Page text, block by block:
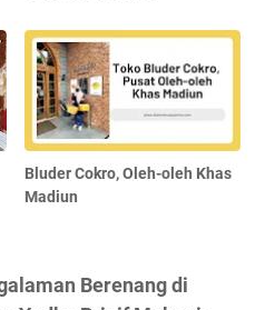
Bluder Cokro, Oleh-oleh Khas
Madiun
Berenang di